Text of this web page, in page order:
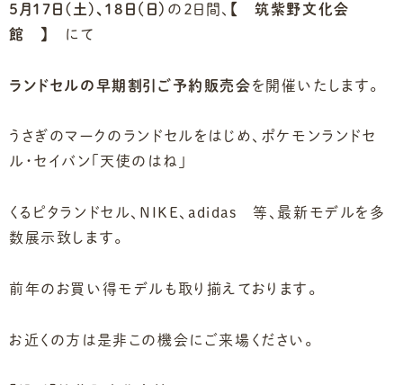
５月１7日(土)、１8日（日） の２日間、
【 筑紫野文化会
館 】
にて
ランドセルの早期割引ご予約販売会を開催いたします。
うさぎのマークのランドセルをはじめ、ポケモンランドセ
ル・セイバン「天使のはね」
くるピタランドセル、NIKE、adidas 等、最新モデルを多
数展示致します。
前年のお買い得モデルも取り揃えております。
お近くの方は是非この機会にご来場ください。